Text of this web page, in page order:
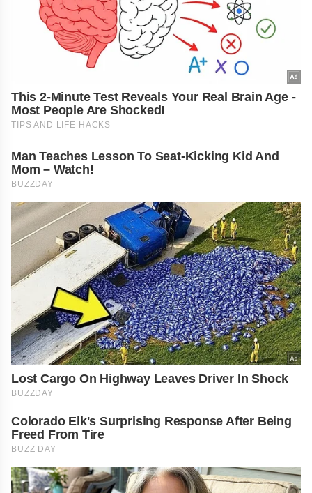
This 2-Minute Test Reveals Your Real Brain Age -
Most People Are Shocked!
TIPS AND LIFE HACKS
Man Teaches Lesson To Seat-Kicking Kid And
Mom – Watch!
BUZZDAY
Lost Cargo On Highway Leaves Driver In Shock
BUZZDAY
Colorado Elk's Surprising Response After Being
Freed From Tire
BUZZ DAY